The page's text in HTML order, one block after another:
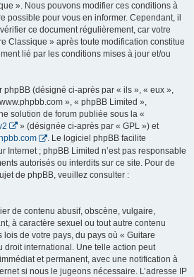
». Nous pouvons modifier ces conditions à
possible pour vous en informer. Cependant, il
ce document régulièrement, car votre
Classique » après toute modification constitue
lié par les conditions mises à jour et/ou
phpBB (désigné ci-après par « ils », « eux »,
», « phpBB Limited »,
solution de forum publiée sous la «
» (désignée ci-après par « GPL ») et
. Le logiciel phpBB facilite
Internet ; phpBB Limited n’est pas responsable
autorisés ou interdits sur ce site. Pour de
de phpBB, veuillez consulter :
de contenu abusif, obscène, vulgaire,
à caractère sexuel ou tout autre contenu
de votre pays, du pays où « Guitare
droit international. Une telle action peut
et permanent, avec une notification à
si nous le jugeons nécessaire. L’adresse IP